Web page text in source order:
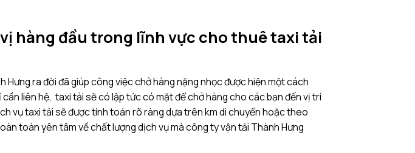
hàng đầu trong lĩnh vực cho thuê taxi tải
Hưng ra đời đã giúp công việc chở hàng nặng nhọc được hiện một cách
liên hệ, taxi tải sẽ có lập tức có mặt để chở hàng cho các bạn đến vị trí
vụ taxi tải sẽ được tính toán rõ ràng dựa trên km di chuyển hoặc theo
toàn yên tâm về chất lượng dịch vụ mà công ty vận tải Thành Hưng